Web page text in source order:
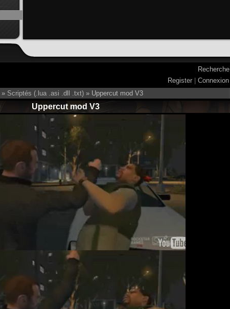
Recherche
Register
Connexion
» Scriptés (.lua .asi .dll .txt) » Uppercut mod V3
Uppercut mod V3